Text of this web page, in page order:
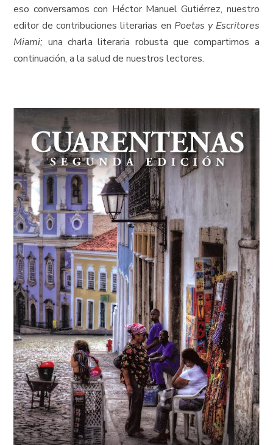
eso conversamos con Héctor Manuel Gutiérrez, nuestro
editor de contribuciones literarias en Poetas y Escritores
Miami; una charla literaria robusta que compartimos a
continuación, a la salud de nuestros lectores.